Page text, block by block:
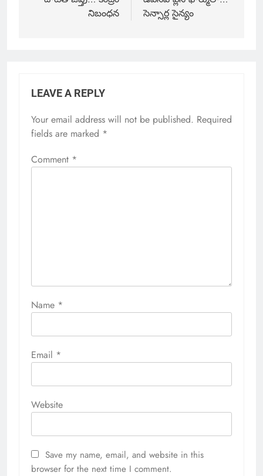
నిబంధన
సెన్సార్ల సైన్యం
LEAVE A REPLY
Your email address will not be published. Required
fields are marked *
Comment *
Name *
Email *
Website
Save my name, email, and website in this
browser for the next time I comment.